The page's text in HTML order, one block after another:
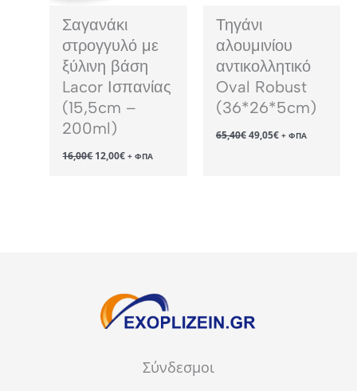
Σαγανάκι
στρογγυλό με
ξύλινη βάση
Lacor Ισπανίας
(15,5cm –
200ml)
16,00€ Original
price
12,00€Η+ ΦΠΑ
Τηγάνι
αλουμινίου
αντικολλητικό
Oval Robust
(36*26*5cm)
65,40€ Original
price
49,05€Η+ ΦΠΑ
Σύνδεσμοι